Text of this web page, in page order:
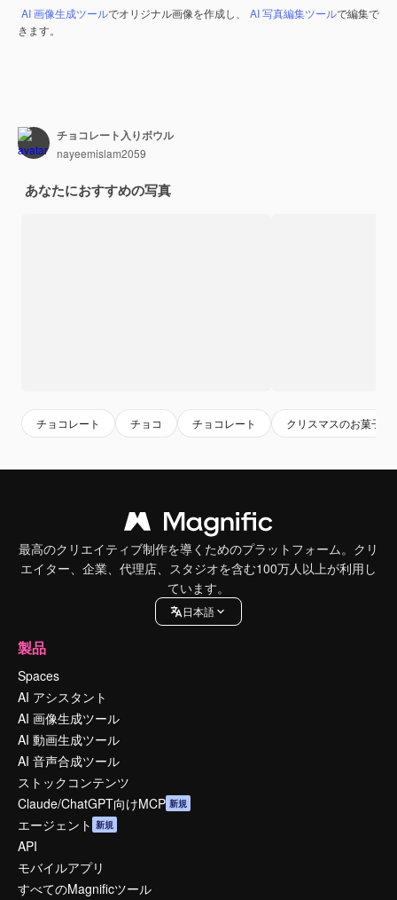
AI 画像生成ツールでオリジナル画像を作成し、 AI 写真編集ツールで編集で
きます。
チョコレート入りボウル
nayeemislam2059
あなたにおすすめの写真
チョコレート チョコ チョコレート クリスマスのお菓子
最高のクリエイティブ制作を導くためのプラットフォーム。クリ
エイター、企業、代理店、スタジオを含む100万人以上が利用し
ています。
日本語
製品
Spaces
AI アシスタント
AI 画像生成ツール
AI 動画生成ツール
AI 音声合成ツール
ストックコンテンツ
Claude/ChatGPT向けMCP 新規
エージェント 新規
API
モバイルアプリ
すべてのMagnificツール